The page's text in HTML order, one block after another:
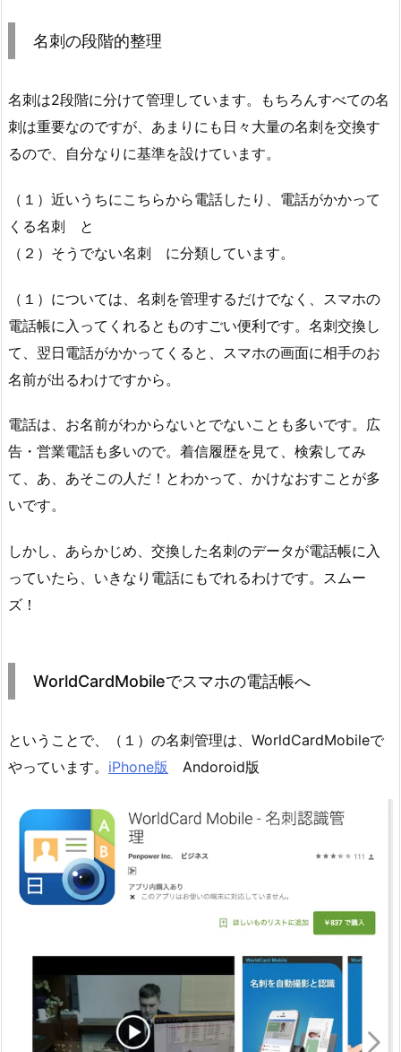
名刺の段階的整理
名刺は2段階に分けて管理しています。もちろんすべての名
刺は重要なのですが、あまりにも日々大量の名刺を交換す
るので、自分なりに基準を設けています。
（１）近いうちにこちらから電話したり、電話がかかって
くる名刺 と
（２）そうでない名刺 に分類しています。
（１）については、名刺を管理するだけでなく、スマホの
電話帳に入ってくれるとものすごい便利です。名刺交換し
て、翌日電話がかかってくると、スマホの画面に相手のお
名前が出るわけですから。
電話は、お名前がわからないとでないことも多いです。広
告・営業電話も多いので。着信履歴を見て、検索してみ
て、あ、あそこの人だ！とわかって、かけなおすことが多
いです。
しかし、あらかじめ、交換した名刺のデータが電話帳に入
っていたら、いきなり電話にもでれるわけです。スムー
ズ！
WorldCardMobileでスマホの電話帳へ
ということで、（１）の名刺管理は、WorldCardMobileで
やっています。 iPhone版 Andoroid版